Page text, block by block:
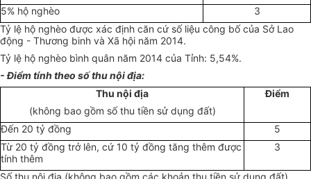
5% hộ nghèo
3
Tỷ lệ hộ nghèo được xác định căn cứ số liệu công bố của Sở Lao
động - Thương binh và Xã hội năm 2014.
Tỷ lệ hộ nghèo bình quân năm 2014 của Tỉnh: 5,54%.
- Điểm tính theo số thu nội địa:
Thu nội địa
(không bao gồm số thu tiền sử dụng đất)
Điểm
Đến 20 tỷ đồng
5
Từ 20 tỷ đồng trở lên, cứ 10 tỷ đồng tăng thêm được
tính thêm
3
Số thu nội địa (không bao gồm các khoản thu tiền sử dụng đất)